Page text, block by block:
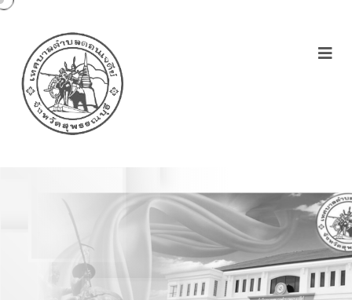
Category: ตุลาคม 2564-